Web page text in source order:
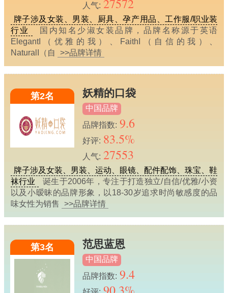
人气: 27572
牌子涉及女装、男装、厨具、孕产用品、工作服/职业装
行业
国内知名少淑女装品牌，品牌名称源于英语
ElegantI（优雅的我）、FaithI（自信的我）、
NaturalI（自
>>品牌详情
第2名 妖精的口袋
中国品牌
品牌指数: 9.6
好评: 83.5%
人气: 27553
牌子涉及女装、男装、运动、眼镜、配件配饰、珠宝、鞋
袜行业
诞生于2006年，专注于打造独立/自信/优雅/小资
以及小暧昧的品牌形象，以18-30岁追求时尚敏感度的品
味女性为销售
>>品牌详情
第3名 范思蓝恩
中国品牌
品牌指数: 9.4